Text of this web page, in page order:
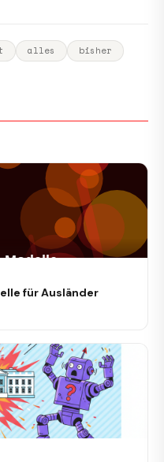
alles
bisher
für Ausländer